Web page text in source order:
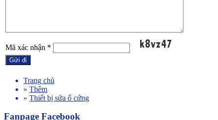
Mã xác nhận *
Trang chủ
» Thêm
» Thiết bị sửa ổ cứng
Fanpage Facebook